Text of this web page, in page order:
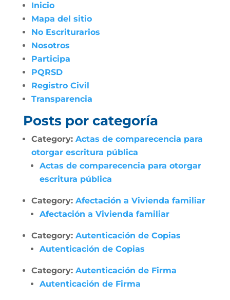
Inicio
Mapa del sitio
No Escriturarios
Nosotros
Participa
PQRSD
Registro Civil
Transparencia
Posts por categoría
Category: Actas de comparecencia para
otorgar escritura pública
Actas de comparecencia para otorgar
escritura pública
Category: Afectación a Vivienda familiar
Afectación a Vivienda familiar
Category: Autenticación de Copias
Autenticación de Copias
Category: Autenticación de Firma
Autenticación de Firma